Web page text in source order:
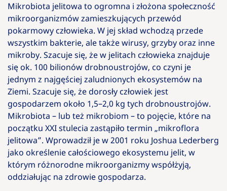
Mikrobiota jelitowa to ogromna i złożona społeczność
mikroorganizmów zamieszkujących przewód
pokarmowy człowieka. W jej skład wchodzą przede
wszystkim bakterie, ale także wirusy, grzyby oraz inne
mikroby. Szacuje się, że w jelitach człowieka znajduje
się ok. 100 bilionów drobnoustrojów, co czyni je
jednym z najgęściej zaludnionych ekosystemów na
Ziemi. Szacuje się, że dorosły człowiek jest
gospodarzem około 1,5–2,0 kg tych drobnoustrojów.
Mikrobiota – lub też mikrobiom – to pojęcie, które na
początku XXI stulecia zastąpiło termin „mikroflora
jelitowa”. Wprowadził je w 2001 roku Joshua Lederberg
jako określenie całościowego ekosystemu jelit, w
którym różnorodne mikroorganizmy współżyją,
oddziałując na zdrowie gospodarza.